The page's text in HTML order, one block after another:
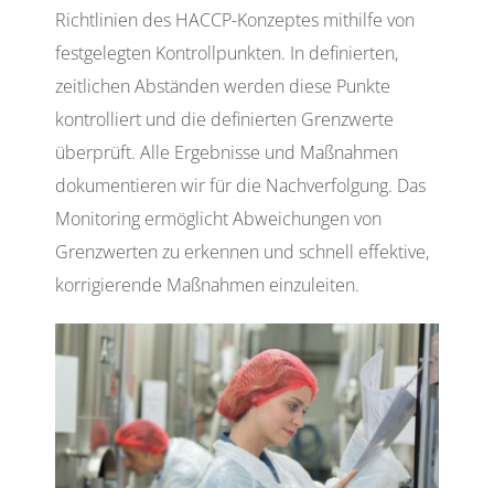
Richtlinien des HACCP-Konzeptes mithilfe von
festgelegten Kontrollpunkten. In definierten,
zeitlichen Abständen werden diese Punkte
kontrolliert und die definierten Grenzwerte
überprüft. Alle Ergebnisse und Maßnahmen
dokumentieren wir für die Nachverfolgung. Das
Monitoring ermöglicht Abweichungen von
Grenzwerten zu erkennen und schnell effektive,
korrigierende Maßnahmen einzuleiten.